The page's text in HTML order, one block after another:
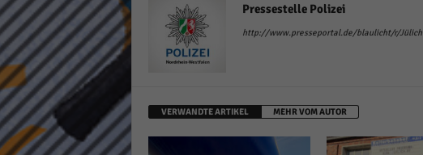
Pressestelle Polizei
http://www.presseportal.de/blaulicht/r/Jülich
VERWANDTE ARTIKEL MEHR VOM AUTOR